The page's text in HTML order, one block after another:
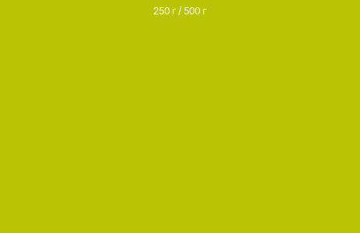
250 г / 500 г